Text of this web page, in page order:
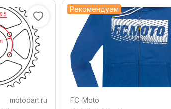
motodart.ru
Рекомендуем
FC-Moto